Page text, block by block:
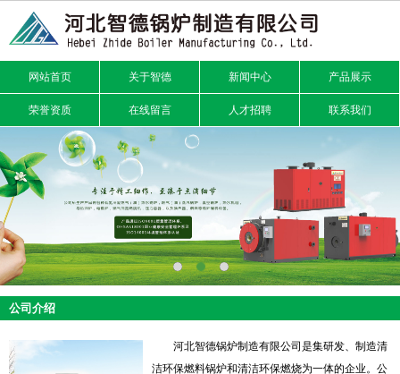
网站首页 关于智德 新闻中心 产品展示
荣誉资质 在线留言 人才招聘 联系我们
公司介绍
河北智德锅炉制造有限公司是集研发、制造清
洁环保燃料锅炉和清洁环保燃烧为一体的企业。公